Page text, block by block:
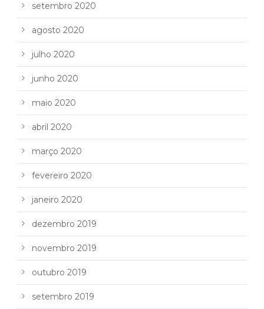
setembro 2020
agosto 2020
julho 2020
junho 2020
maio 2020
abril 2020
março 2020
fevereiro 2020
janeiro 2020
dezembro 2019
novembro 2019
outubro 2019
setembro 2019